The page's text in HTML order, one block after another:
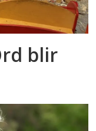
blir